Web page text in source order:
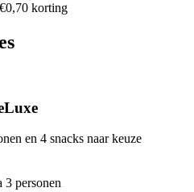
korting
en 4 snacks naar keuze